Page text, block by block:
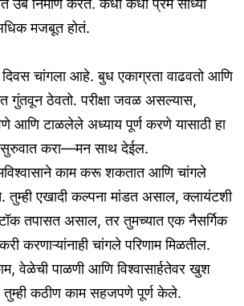
उब निर्माण करते. कधी कधी प्रेम साध्या
मजबूत होतं.
दिवस चांगला आहे. बुध एकाग्रता वाढवतो आणि
गुंतवून ठेवतो. परीक्षा जवळ असल्यास,
आणि टाळलेले अध्याय पूर्ण करणे यासाठी हा
करा—मन साथ देईल.
काम करू शकतात आणि चांगले
तुम्ही एखादी कल्पना मांडत असाल, क्लायंटशी
तपासत असाल, तर तुमच्यात एक नैसर्गिक
करणाऱ्यांनाही चांगले परिणाम मिळतील.
वेळेची पाळणी आणि विश्वासार्हतेवर खुश
कठीण काम सहजपणे पूर्ण केले.